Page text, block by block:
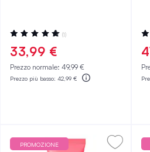
Valutazione:
100%
(1)
33,99 €
Prezzo normale: 49,99 €
Prezzo più basso: 42,99 €
PROMOZIONE